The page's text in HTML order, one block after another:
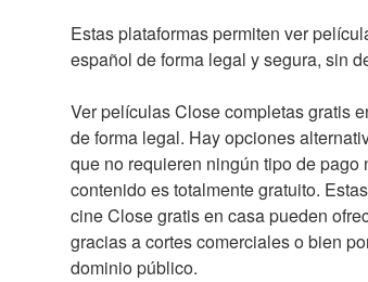
Estas plataformas permiten ver
español de forma legal y segura, sin
Ver películas Close completas gratis
de forma legal. Hay opciones
que no requieren ningún tipo de pago
contenido es totalmente gratuito.
cine Close gratis en casa pueden
gracias a cortes comerciales o bien
dominio público.